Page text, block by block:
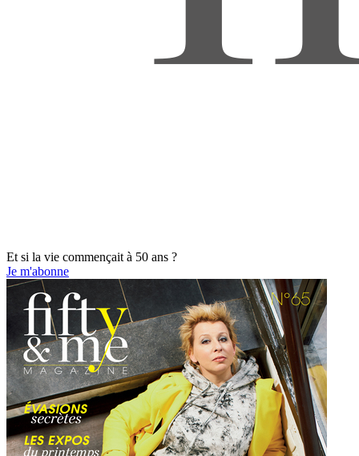
Et si la vie commençait à 50 ans ?
Je m'abonne